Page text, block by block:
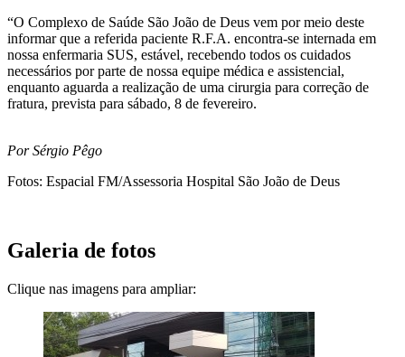
“O Complexo de Saúde São João de Deus vem por meio deste
informar que a referida paciente R.F.A. encontra-se internada em
nossa enfermaria SUS, estável, recebendo todos os cuidados
necessários por parte de nossa equipe médica e assistencial,
enquanto aguarda a realização de uma cirurgia para correção de
fratura, prevista para sábado, 8 de fevereiro.
Por Sérgio Pêgo
Fotos: Espacial FM/Assessoria Hospital São João de Deus
Galeria de fotos
Clique nas imagens para ampliar: